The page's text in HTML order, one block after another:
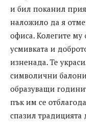
и бил поканил
наложило да я
офиса. Колегите му
усмивката и
изненада. Те
символични
образуващи
пък им се
спазил